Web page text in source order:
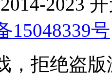
15048339号
，拒绝盗